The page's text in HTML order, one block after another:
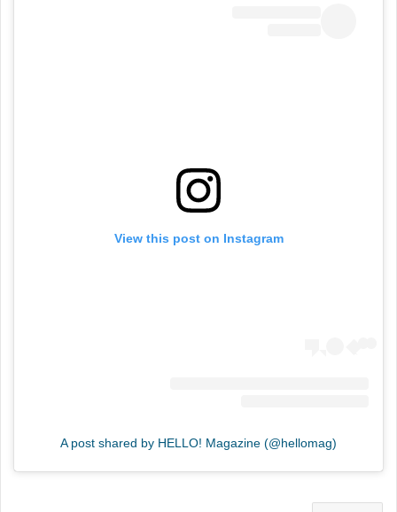
View this post on Instagram
A post shared by HELLO! Magazine (@hellomag)